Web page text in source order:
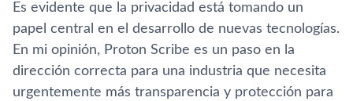
Es evidente que la privacidad está tomando un
papel central en el desarrollo de nuevas tecnologías.
En mi opinión, Proton Scribe es un paso en la
dirección correcta para una industria que necesita
urgentemente más transparencia y protección para